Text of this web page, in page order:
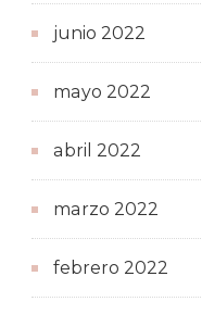
junio 2022
mayo 2022
abril 2022
marzo 2022
febrero 2022